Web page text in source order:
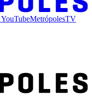
YouTubeMetrópolesTV